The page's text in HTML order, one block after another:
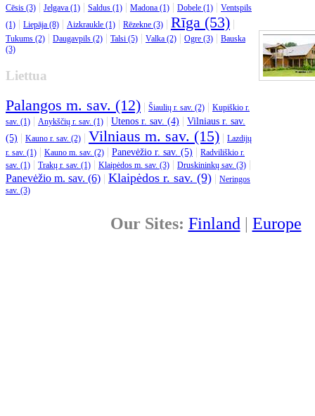
Cēsis (3) | Jelgava (1) | Saldus (1) | Madona (1) | Dobele (1) | Ventspils
(1) | Liepāja (8) | Aizkraukle (1) | Rēzekne (3) | Rīga (53) |
Tukums (2) | Daugavpils (2) | Talsi (5) | Valka (2) | Ogre (3) | Bauska
(3)
Liettua
Palangos m. sav. (12) Šiaulių r. sav. (2)
Kupiškio r.
sav. (1)
Anykščių r. sav. (1) Utenos r. sav. (4)
Vilniaus r. sav.
(5)
Kauno r. sav. (2) Vilniaus m. sav. (15)
Lazdijų
r. sav. (1)
Kauno m. sav. (2) Panevėžio r. sav. (5)
Radviliškio r.
sav. (1)
Trakų r. sav. (1) Klaipėdos m. sav. (3) Druskininkų sav. (3)
Panevėžio m. sav. (6)
Klaipėdos r. sav. (9)
Neringos
sav. (3)
Our Sites: Finland| Europe